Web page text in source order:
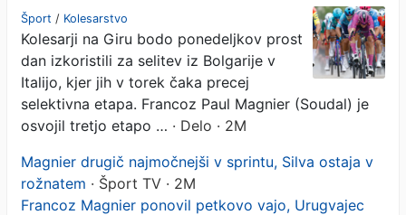
Šport / Kolesarstvo
Kolesarji na Giru bodo ponedeljkov prost
dan izkoristili za selitev iz Bolgarije v
Italijo, kjer jih v torek čaka precej
selektivna etapa. Francoz Paul Magnier (Soudal) je
osvojil tretjo etapo … · Delo · 2M
Magnier drugič najmočnejši v sprintu, Silva ostaja v
rožnatem · Šport TV · 2M
Francoz Magnier ponovil petkovo vajo, Urugvajec